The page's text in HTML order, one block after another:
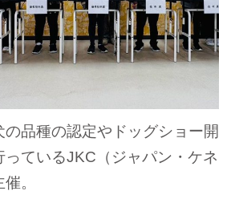
の品種の認定やドッグショー開
ているJKC（ジャパン・ケネ
。